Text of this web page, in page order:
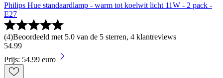
Philips Hue standaardlamp - warm tot koelwit licht 11W - 2 pack -
E27
(4)Beoordeeld met 5.0 van de 5 sterren, 4 klantreviews
54.99
Prijs: 54.99 euro